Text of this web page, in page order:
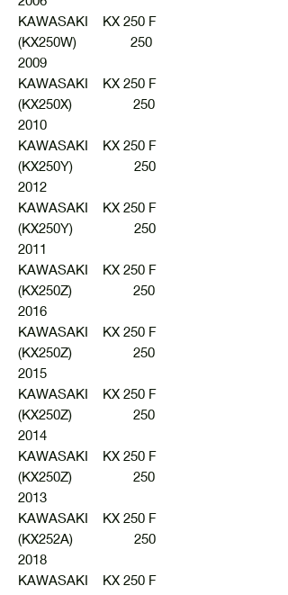
KAWASAKI KX 250 F
(KX250W) 250
2009
KAWASAKI KX 250 F
(KX250X) 250
2010
KAWASAKI KX 250 F
(KX250Y) 250
2012
KAWASAKI KX 250 F
(KX250Y) 250
2011
KAWASAKI KX 250 F
(KX250Z) 250
2016
KAWASAKI KX 250 F
(KX250Z) 250
2015
KAWASAKI KX 250 F
(KX250Z) 250
2014
KAWASAKI KX 250 F
(KX250Z) 250
2013
KAWASAKI KX 250 F
(KX252A) 250
2018
KAWASAKI KX 250 F